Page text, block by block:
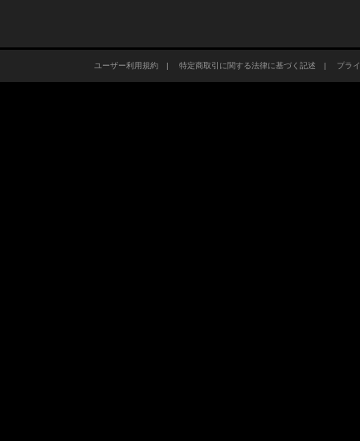
ユーザー利用規約| 特定商取引に関する法律に基づく記述 | プラ